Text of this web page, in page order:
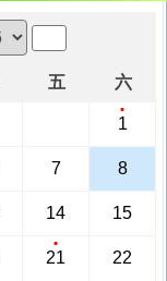
五 六
1
7 8
14 15
21 22